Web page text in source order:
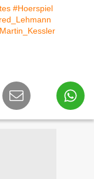
#Hoerspiel